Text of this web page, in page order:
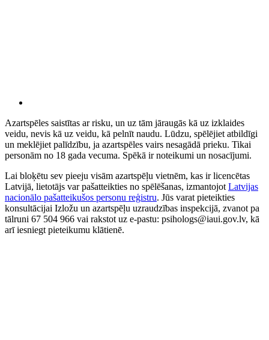
Azartspēles saistītas ar risku, un uz tām jāraugās kā uz izklaides
veidu, nevis kā uz veidu, kā pelnīt naudu. Lūdzu, spēlējiet atbildīgi
un meklējiet palīdzību, ja azartspēles vairs nesagādā prieku. Tikai
personām no 18 gada vecuma. Spēkā ir noteikumi un nosacījumi.
Lai bloķētu sev pieeju visām azartspēļu vietnēm, kas ir licencētas
Latvijā, lietotājs var pašatteikties no spēlēšanas, izmantojot Latvijas
nacionālo pašatteikušos personu reģistru. Jūs varat pieteikties
konsultācijai Izložu un azartspēļu uzraudzības inspekcijā, zvanot pa
tālruni 67 504 966 vai rakstot uz e-pastu: psihologs@iaui.gov.lv, kā
arī iesniegt pieteikumu klātienē.